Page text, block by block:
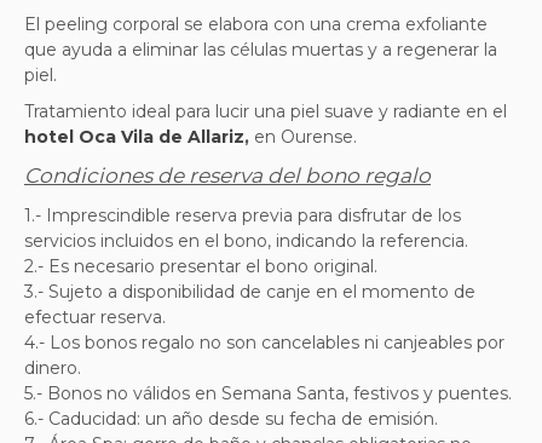
El peeling corporal se elabora con una crema exfoliante
que ayuda a eliminar las células muertas y a regenerar la
piel.
Tratamiento ideal para lucir una piel suave y radiante en el
hotel Oca Vila de Allariz, en Ourense.
Condiciones de reserva del bono regalo
1.- Imprescindible reserva previa para disfrutar de los
servicios incluidos en el bono, indicando la referencia.
2.- Es necesario presentar el bono original.
3.- Sujeto a disponibilidad de canje en el momento de
efectuar reserva.
4.- Los bonos regalo no son cancelables ni canjeables por
dinero.
5.- Bonos no válidos en Semana Santa, festivos y puentes.
6.- Caducidad: un año desde su fecha de emisión.